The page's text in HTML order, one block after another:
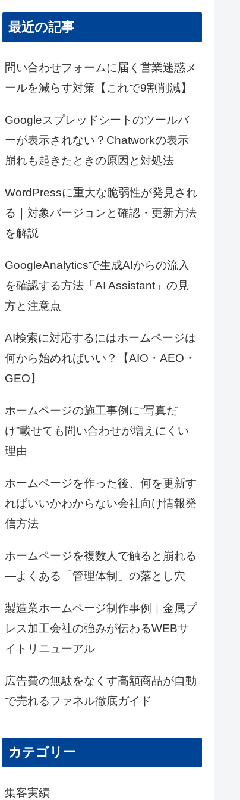
最近の記事
問い合わせフォームに届く営業迷惑メ
ールを減らす対策【これで9割削減】
Googleスプレッドシートのツールバ
ーが表示されない？Chatworkの表示
崩れも起きたときの原因と対処法
WordPressに重大な脆弱性が発見され
る｜対象バージョンと確認・更新方法
を解説
GoogleAnalyticsで生成AIからの流入
を確認する方法「AI Assistant」の見
方と注意点
AI検索に対応するにはホームページは
何から始めればいい？【AIO・AEO・
GEO】
ホームページの施工事例に“写真だ
け”載せても問い合わせが増えにくい
理由
ホームページを作った後、何を更新す
ればいいかわからない会社向け情報発
信方法
ホームページを複数人で触ると崩れる
―よくある「管理体制」の落とし穴
製造業ホームページ制作事例｜金属プ
レス加工会社の強みが伝わるWEBサ
イトリニューアル
広告費の無駄をなくす高額商品が自動
で売れるファネル徹底ガイド
カテゴリー
集客実績